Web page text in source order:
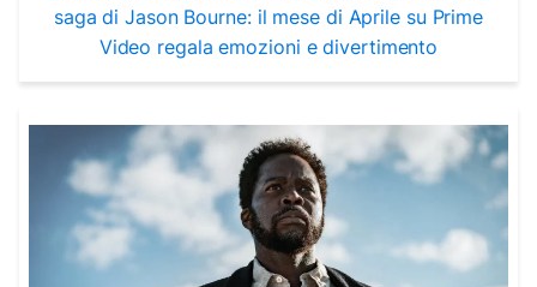
saga di Jason Bourne: il mese di Aprile su Prime
Video regala emozioni e divertimento